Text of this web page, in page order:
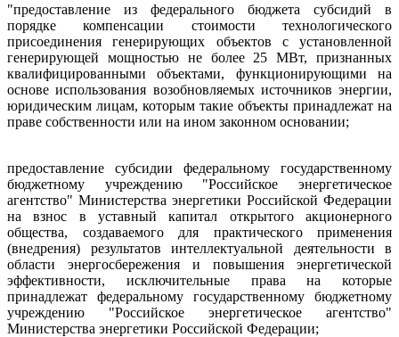
"предоставление из федерального бюджета субсидий в
порядке компенсации стоимости технологического
присоединения генерирующих объектов с установленной
генерирующей мощностью не более 25 МВт, признанных
квалифицированными объектами, функционирующими на
основе использования возобновляемых источников энергии,
юридическим лицам, которым такие объекты принадлежат на
праве собственности или на ином законном основании;
предоставление субсидии федеральному государственному
бюджетному учреждению "Российское энергетическое
агентство" Министерства энергетики Российской Федерации
на взнос в уставный капитал открытого акционерного
общества, создаваемого для практического применения
(внедрения) результатов интеллектуальной деятельности в
области энергосбережения и повышения энергетической
эффективности, исключительные права на которые
принадлежат федеральному государственному бюджетному
учреждению "Российское энергетическое агентство"
Министерства энергетики Российской Федерации;